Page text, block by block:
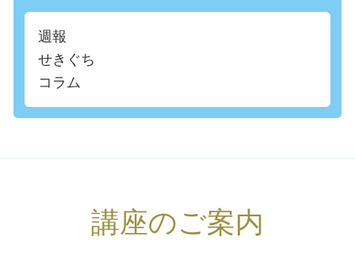
週報
せきぐち
コラム
講座のご案内